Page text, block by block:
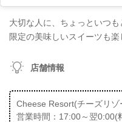
大切な人に、ちょっといつも
限定の美味しいスイーツも楽
店舗情報
Cheese Resort(チーズリ
営業時間：17:00～翌0:00(